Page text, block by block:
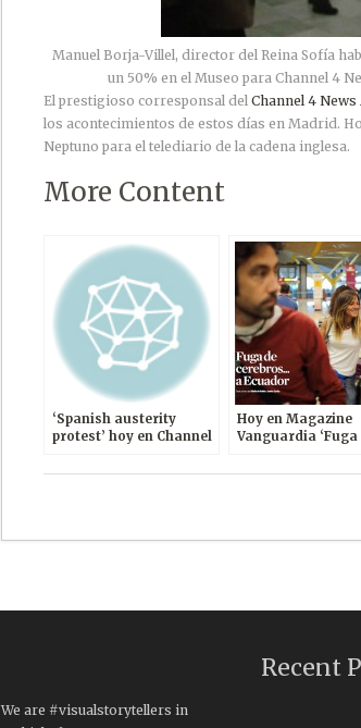
Manuel Borja-Villel, director del Reina Sofía
un 50% en el Museo para Channel 4
El prestigioso corresponsal del Channel 4
los acontecimientos de estos días en Madrid.
Neptuno para el telediario de la cadena inglesa.
More Content
‘Spanish austerity
protest’ hoy en Channel
Hoy en Magazine
Vanguardia ‘Fuga
We are #visualstorytellers in
Recent